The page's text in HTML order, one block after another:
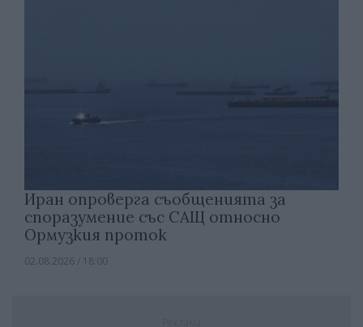
Иран опроверга съобщенията за
споразумение със САЩ относно
Ормузкия проток
02.08.2026 / 18:00